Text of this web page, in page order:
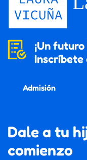
¡Un
Inscríbete
Admisión
Dale a tu
comienzo